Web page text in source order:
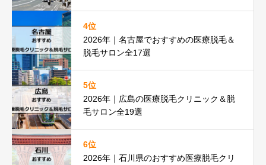
4位
2026年｜名古屋でおすすめの医療脱毛＆
脱毛サロン全17選
5位
2026年｜広島の医療脱毛クリニック＆脱
毛サロン全19選
6位
2026年｜石川県のおすすめ医療脱毛クリ